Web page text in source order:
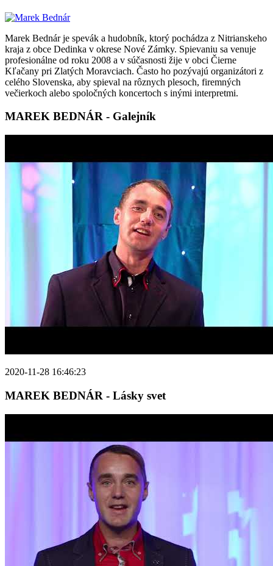
Marek Bednár je spevák a hudobník, ktorý pochádza z Nitrianskeho
kraja z obce Dedinka v okrese Nové Zámky. Spievaniu sa venuje
profesionálne od roku 2008 a v súčasnosti žije v obci Čierne
Kľačany pri Zlatých Moravciach. Často ho pozývajú organizátori z
celého Slovenska, aby spieval na rôznych plesoch, firemných
večierkoch alebo spoločných koncertoch s inými interpretmi.
MAREK BEDNÁR - Galejník
2020-11-28 16:46:23
MAREK BEDNÁR - Lásky svet